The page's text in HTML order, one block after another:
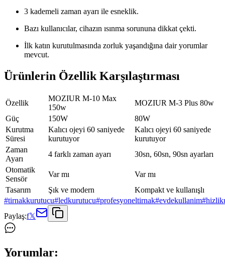
3 kademeli zaman ayarı ile esneklik.
Bazı kullanıcılar, cihazın ısınma sorununa dikkat çekti.
İlk katın kurutulmasında zorluk yaşandığına dair yorumlar
mevcut.
Ürünlerin Özellik Karşılaştırması
Özellik
MOZIUR M-10 Max
150w
MOZIUR M-3 Plus 80w
Güç
150W
80W
Kurutma
Süresi
Kalıcı ojeyi 60 saniyede
kurutuyor
Kalıcı ojeyi 60 saniyede
kurutuyor
Zaman
Ayarı
4 farklı zaman ayarı
30sn, 60sn, 90sn ayarları
Otomatik
Sensör
Var mı
Var mı
Tasarım
Şık ve modern
Kompakt ve kullanışlı
#tirnakkurutucu#ledkurutucu#profesyoneltirnak#evdekullanim#
Paylaş:f𝕏
Yorumlar: